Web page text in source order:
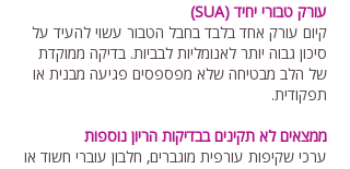
עורק טבורי יחיד (SUA)
קיום עורק אחד בלבד בחבל הטבור עשוי להעיד על
סיכון גבוה יותר לאנומליות לבביות. בדיקה ממוקדת
של הלב מבטיחה שלא מפספסים פגיעה מבנית או
תפקודית.
ממצאים לא תקינים בבדיקות הריון נוספות
ערכי שקיפות עורפית מוגברים, חלבון עוברי חשוד או